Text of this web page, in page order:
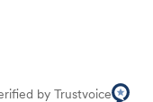
by Trustvoice